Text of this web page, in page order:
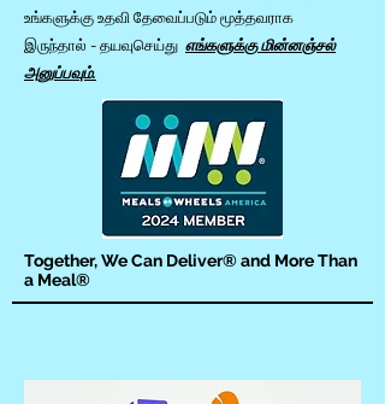
உங்களுக்கு உதவி தேவைப்படும் மூத்தவராக
இருந்தால் - தயவுசெய்து எங்களுக்கு மின்னஞ்சல்
அனுப்பவும்.
Together, We Can Deliver® and More Than
a Meal®